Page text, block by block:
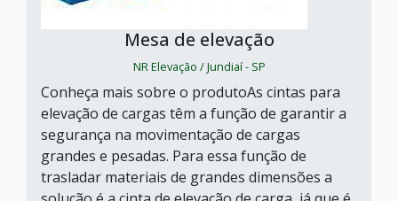
Mesa de elevação
NR Elevação / Jundiaí - SP
Conheça mais sobre o produtoAs cintas para
elevação de cargas têm a função de garantir a
segurança na movimentação de cargas
grandes e pesadas. Para essa função de
trasladar materiais de grandes dimensões a